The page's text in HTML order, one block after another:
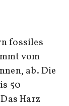
fossiles
vom
ab. Die
50
Harz